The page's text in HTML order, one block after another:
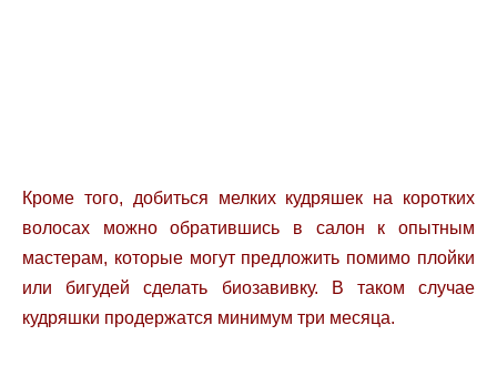
Кроме того, добиться мелких кудряшек на коротких
волосах можно обратившись в салон к опытным
мастерам, которые могут предложить помимо плойки
или бигудей сделать биозавивку. В таком случае
кудряшки продержатся минимум три месяца.